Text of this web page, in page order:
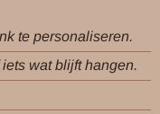
te personaliseren.
wat blijft hangen.